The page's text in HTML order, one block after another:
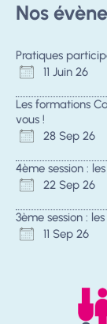
Nos
Pratiques
11 Juin 26
Les formations
vous !
28 Sep 26
4ème session :
22 Sep 26
3ème session :
11 Sep 26